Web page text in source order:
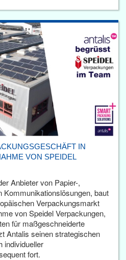
IN
VON SPEIDEL
Anbieter von Papier-,
Kommunikationslösungen, baut
Verpackungsmarkt
von Speidel Verpackungen,
für maßgeschneiderte
Antalis seinen strategischen
individueller
fort.